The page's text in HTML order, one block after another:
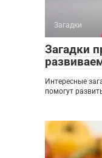
Загадки
Загадки
Интересные
помогут